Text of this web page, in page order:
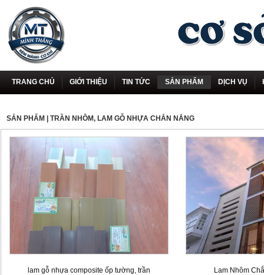
TRANG CHỦ GIỚI THIỆU TIN TỨC SẢN PHẨM DỊCH VỤ
SẢN PHẨM | TRẦN NHÔM, LAM GỖ NHỰA CHẮN NẮNG
lam gỗ nhựa composite ốp tường, trần Lam Nhôm